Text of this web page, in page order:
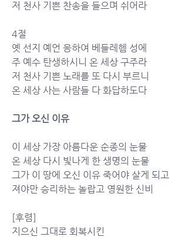
4절
옛 선지 예언 응하여 베들레헴 성에
주 예수 탄생하시니 온 세상 구주라
저 천사 기쁜 노래를 또 다시 부르니
온 세상 사는 사람들 다 화답하도다
그가 오신 이유
이 세상 가장 아름다운 순종의 눈물
온 세상 다시 빛나게 한 생명의 눈물
그가 이 땅에 오신 이유 죽어야 살게 되고
져야만 승리하는 놀랍고 영원한 신비
[후렴]
지으신 그대로 회복시킨